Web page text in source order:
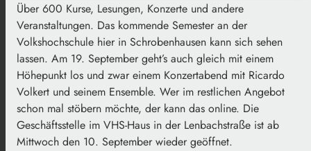
Über 600 Kurse, Lesungen, Konzerte und andere
Veranstaltungen. Das kommende Semester an der
Volkshochschule hier in Schrobenhausen kann sich sehen
lassen. Am 19. September geht’s auch gleich mit einem
Höhepunkt los und zwar einem Konzertabend mit Ricardo
Volkert und seinem Ensemble. Wer im restlichen Angebot
schon mal stöbern möchte, der kann das online. Die
Geschäftsstelle im VHS-Haus in der Lenbachstraße ist ab
Mittwoch den 10. September wieder geöffnet.